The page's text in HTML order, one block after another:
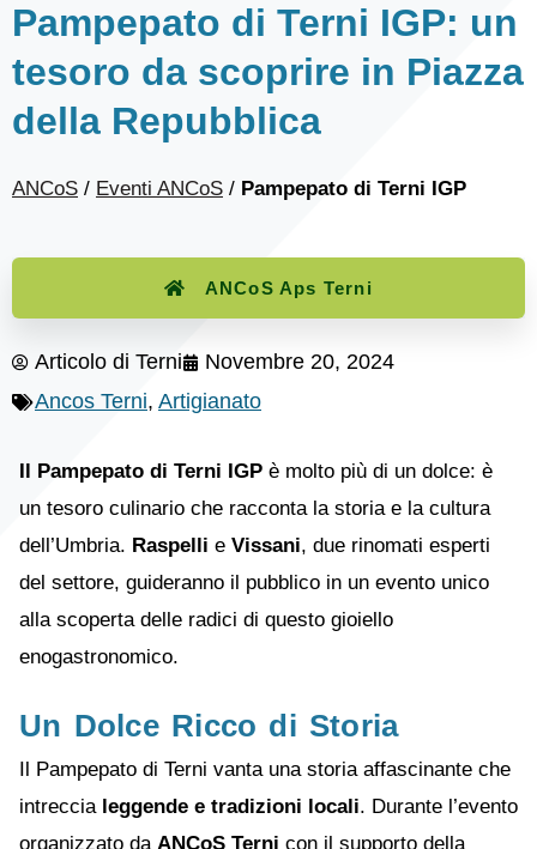
Pampepato di Terni IGP: un
tesoro da scoprire in Piazza
della Repubblica
ANCoS / Eventi ANCoS / Pampepato di Terni IGP
ANCoS Aps Terni
Articolo di Terni
Novembre 20, 2024
Ancos Terni, Artigianato
Il Pampepato di Terni IGP è molto più di un dolce: è
un tesoro culinario che racconta la storia e la cultura
dell’Umbria. Raspelli e Vissani, due rinomati esperti
del settore, guideranno il pubblico in un evento unico
alla scoperta delle radici di questo gioiello
enogastronomico.
Un Dolce Ricco di Storia
Il Pampepato di Terni vanta una storia affascinante che
intreccia leggende e tradizioni locali. Durante l’evento
organizzato da ANCoS Terni con il supporto della